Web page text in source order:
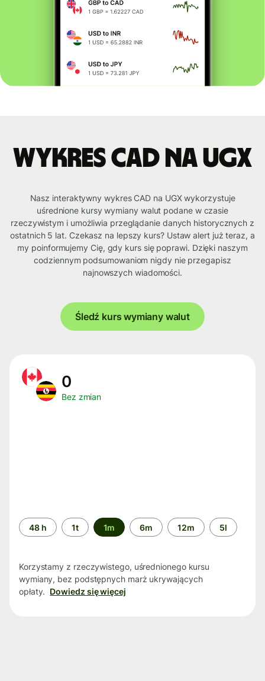
Wykres CAD na UGX
Nasz interaktywny wykres CAD na UGX wykorzystuje
uśrednione kursy wymiany walut podane w czasie
rzeczywistym i umożliwia przeglądanie danych historycznych z
ostatnich 5 lat. Czekasz na lepszy kurs? Ustaw alert już teraz, a
my poinformujemy Cię, gdy kurs się poprawi. Dzięki naszym
codziennym podsumowaniom nigdy nie przegapisz
najnowszych wiadomości.
Śledź kurs wymiany walut
0
Bez zmian
Przedział
czasu
48 h 1t 1m 6m 12m 5l
Korzystamy z rzeczywistego, uśrednionego kursu
wymiany, bez podstępnych marż ukrywających
opłaty. Dowiedz się więcej